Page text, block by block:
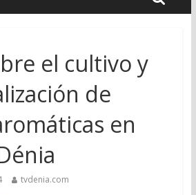
el cultivo y
de
en
tvdenia.com